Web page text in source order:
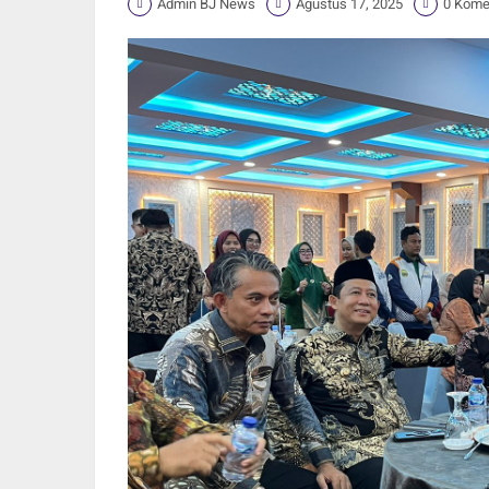
Admin BJ News Agustus 17, 2025 0